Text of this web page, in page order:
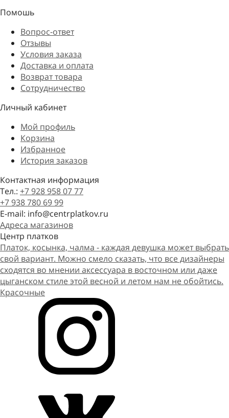
Помошь
Вопрос-ответ
Отзывы
Условия заказа
Доставка и оплата
Возврат товара
Сотрудничество
Личный кабинет
Мой профиль
Корзина
Избранное
История заказов
Контактная информация
Тел.: +7 928 958 07 77
+7 938 780 69 99
E-mail: info@centrplatkov.ru
Адреса магазинов
Центр платков
Платок, косынка, чалма - каждая девушка может выбрать
свой вариант. Можно смело сказать, что все дизайнеры
сходятся во мнении аксессуара в восточном или даже
цыганском стиле этой весной и летом нам не обойтись.
Красочные